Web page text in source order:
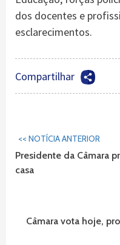
dos docentes e
esclarecimentos.
Compartilhar
Continuar
Lendo...
<< NOTÍCIA ANTERIOR
Presidente da Câmara
casa
Câmara vota hoje,